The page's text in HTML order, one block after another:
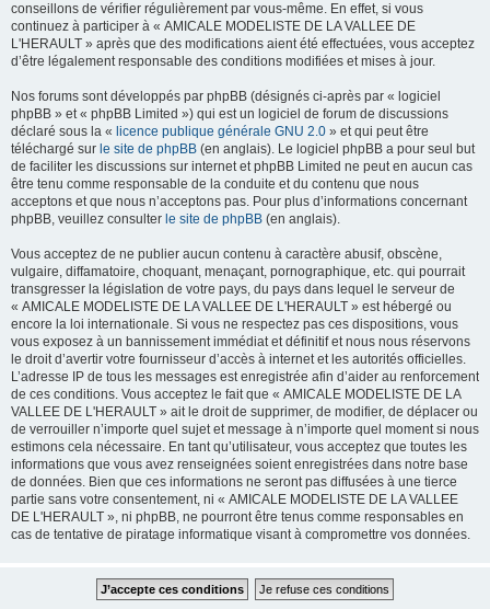
conseillons de vérifier régulièrement par vous-même. En effet, si vous
continuez à participer à « AMICALE MODELISTE DE LA VALLEE DE
L'HERAULT » après que des modifications aient été effectuées, vous acceptez
d’être légalement responsable des conditions modifiées et mises à jour.
Nos forums sont développés par phpBB (désignés ci-après par « logiciel
phpBB » et « phpBB Limited ») qui est un logiciel de forum de discussions
déclaré sous la « licence publique générale GNU 2.0 » et qui peut être
téléchargé sur le site de phpBB (en anglais). Le logiciel phpBB a pour seul but
de faciliter les discussions sur internet et phpBB Limited ne peut en aucun cas
être tenu comme responsable de la conduite et du contenu que nous
acceptons et que nous n’acceptons pas. Pour plus d’informations concernant
phpBB, veuillez consulter le site de phpBB (en anglais).
Vous acceptez de ne publier aucun contenu à caractère abusif, obscène,
vulgaire, diffamatoire, choquant, menaçant, pornographique, etc. qui pourrait
transgresser la législation de votre pays, du pays dans lequel le serveur de
« AMICALE MODELISTE DE LA VALLEE DE L'HERAULT » est hébergé ou
encore la loi internationale. Si vous ne respectez pas ces dispositions, vous
vous exposez à un bannissement immédiat et définitif et nous nous réservons
le droit d’avertir votre fournisseur d’accès à internet et les autorités officielles.
L’adresse IP de tous les messages est enregistrée afin d’aider au renforcement
de ces conditions. Vous acceptez le fait que « AMICALE MODELISTE DE LA
VALLEE DE L'HERAULT » ait le droit de supprimer, de modifier, de déplacer ou
de verrouiller n’importe quel sujet et message à n’importe quel moment si nous
estimons cela nécessaire. En tant qu’utilisateur, vous acceptez que toutes les
informations que vous avez renseignées soient enregistrées dans notre base
de données. Bien que ces informations ne seront pas diffusées à une tierce
partie sans votre consentement, ni « AMICALE MODELISTE DE LA VALLEE
DE L'HERAULT », ni phpBB, ne pourront être tenus comme responsables en
cas de tentative de piratage informatique visant à compromettre vos données.